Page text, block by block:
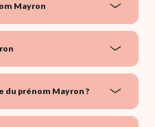
Mayron
du prénom Mayron ?